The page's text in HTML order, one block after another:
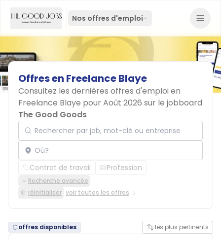
Nos offres d'emploi
Offresen FreelanceBlaye
Consultez les dernières offres d'emploi en
Freelance Blaye pour Août 2026 sur le jobboard
The Good Goods
Rechercher par job, mot-clé ou entreprise
Localisation
Contrat de travail Profession
Recherche avancée
réinitialiser voir toutes les offres
offres disponibles les plus pertinents